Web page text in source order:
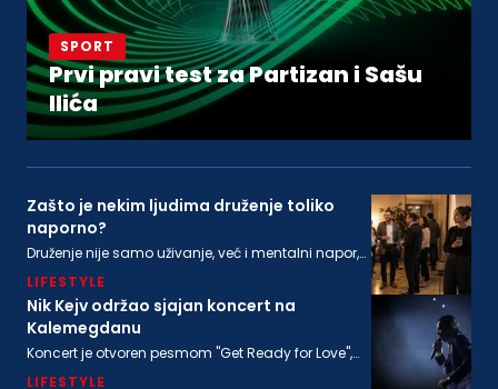
SPORT
Prvi pravi test za Partizan i Sašu
Ilića
Zašto je nekim ljudima druženje toliko
naporno?
Druženje nije samo uživanje, već i mentalni napor,
odgovara svima podjednako
LIFESTYLE
Nik Kejv održao sjajan koncert na
Kalemegdanu
Koncert je otvoren pesmom "Get Ready for Love",
LIFESTYLE